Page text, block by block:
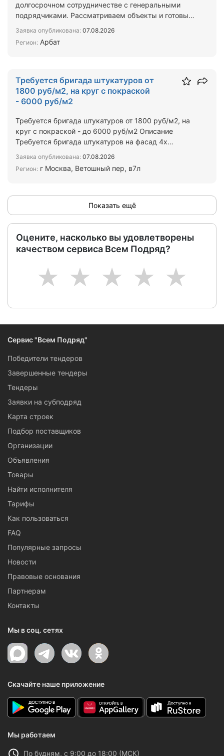
долгосрочном сотрудничестве с генеральными
подрядчиками. Рассматриваем объекты и готовы
Заявка опубликована: 07.08.2026
Регион: Арбат
Требуется бригада штукатуров от
1800 руб/м2, на круг с покраской
- 6000 руб/м2
Требуется бригада штукатуров от 1800 руб/м2, на
круг с покраской - до 6000 руб/м2 Описание
Требуется бригада штукатуров на фасад 4х
Заявка опубликована: 07.08.2026
Регион: г Москва, Ветошный пер, в7л
Показать ещё
Оцените, насколько вы удовлетворены
качеством сервиса Всем Подряд?
5
4
3
2
1
Сервис "Всем Подряд"
Победители тендеров
Завершенные тендеры
Тендеры
Заявки на субподряд
Карта строек
Подбор поставщиков
Организации
Объявления
Товары
Найти исполнителя
Тарифы
Как пользоваться
FAQ
Популярные запросы
Новости
Правовые основания
Партнерам
Контакты
Мы в соц. сетях
Скачайте наше приложение
Мы работаем
По будням, с 9:00 до 18:00 (МСК)